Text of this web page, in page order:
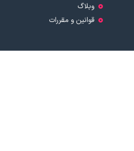
وبلاگ
قوانین و مقررات